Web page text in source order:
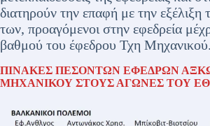
διατηρούν την επαφή με την
των, προαγόμενοι στην εφεδρεία
βαθμού του έφεδρου Τχη Μηχανικού.
ΠΙΝΑΚΕΣ ΠΕΣΟΝΤΩΝ ΕΦΕΔΡΩΝ
ΜΗΧΑΝΙΚΟΥ ΣΤΟΥΣ ΑΓΩΝΕΣ ΤΟΥ